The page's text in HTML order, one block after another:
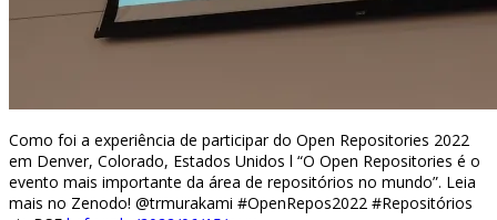
Como foi a experiência de participar do Open Repositories 2022
em Denver, Colorado, Estados Unidos l “O Open Repositories é o
evento mais importante da área de repositórios no mundo”. Leia
mais no Zenodo! @trmurakami #OpenRepos2022 #Repositórios